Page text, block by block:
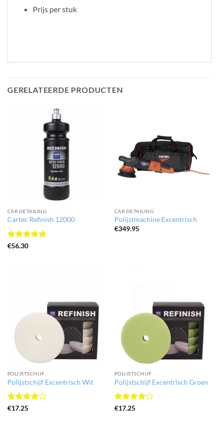
Prijs per stuk
GERELATEERDE PRODUCTEN
CAR DETAILING
Cartec Refinish 12000
Gewaardeerd
€56.30
CAR DETAILING
Polijstmachine Excentrisch
€349.95
POLIJSTSCHIJF
Polijstschijf Excentrisch Wit
Gewaardeerd
€17.25
POLIJSTSCHIJF
Polijstschijf Excentrisch Groen
Gewaardeerd
€17.25